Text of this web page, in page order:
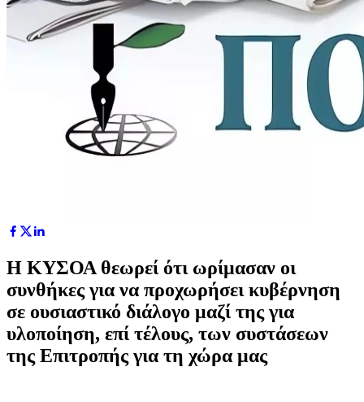
Η ΚΥΣΟΑ θεωρεί ότι ωρίμασαν οι
συνθήκες για να προχωρήσει κυβέρνηση
σε ουσιαστικό διάλογο μαζί της για
υλοποίηση, επί τέλους, των συστάσεων
της Επιτροπής για τη χώρα μας